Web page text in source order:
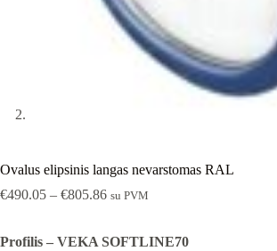
Ovalus elipsinis langas nevarstomas RAL
€490.05 – €805.86 su PVM
Profilis – VEKA SOFTLINE70